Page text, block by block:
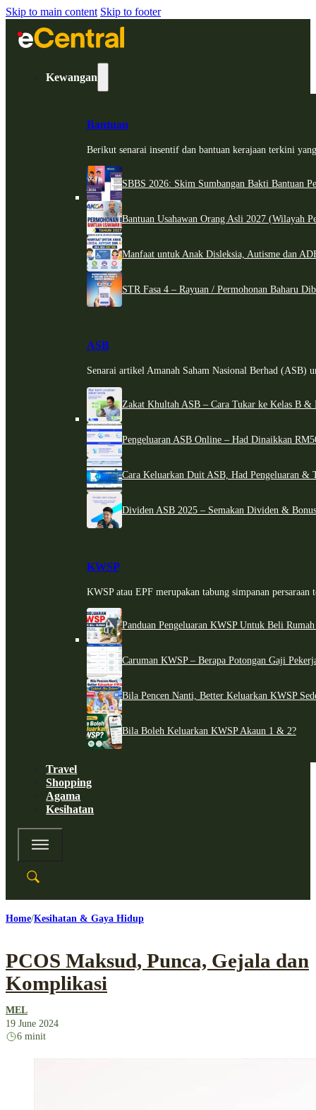
Skip to main content Skip to footer
Kewangan
Bantuan
Berikut senarai insentif dan bantuan kerajaan terkini
SBBS 2026: Skim Sumbangan Bakti Bantuan
Bantuan Usahawan Orang Asli 2027 (Wilayah
Manfaat untuk Anak Disleksia, Autisme dan
STR Fasa 4 – Rayuan / Permohonan Baharu
ASB
Senarai artikel Amanah Saham Nasional Berhad (ASB)
Zakat Khultah ASB – Cara Tukar ke Kelas B &
Pengeluaran ASB Online – Had Dinaikkan
Cara Keluarkan Duit ASB, Had Pengeluaran &
Dividen ASB 2025 – Semakan Dividen &
KWSP
KWSP atau EPF merupakan tabung simpanan persaraan
Panduan Pengeluaran KWSP Untuk Beli
Caruman KWSP – Berapa Potongan Gaji
Bila Pencen Nanti, Better Keluarkan KWSP
Bila Boleh Keluarkan KWSP Akaun 1 & 2?
Travel
Shopping
Agama
Kesihatan
Home Kesihatan & Gaya Hidup
PCOS Maksud, Punca, Gejala dan
Komplikasi
MEL
19 June 2024
6 minit